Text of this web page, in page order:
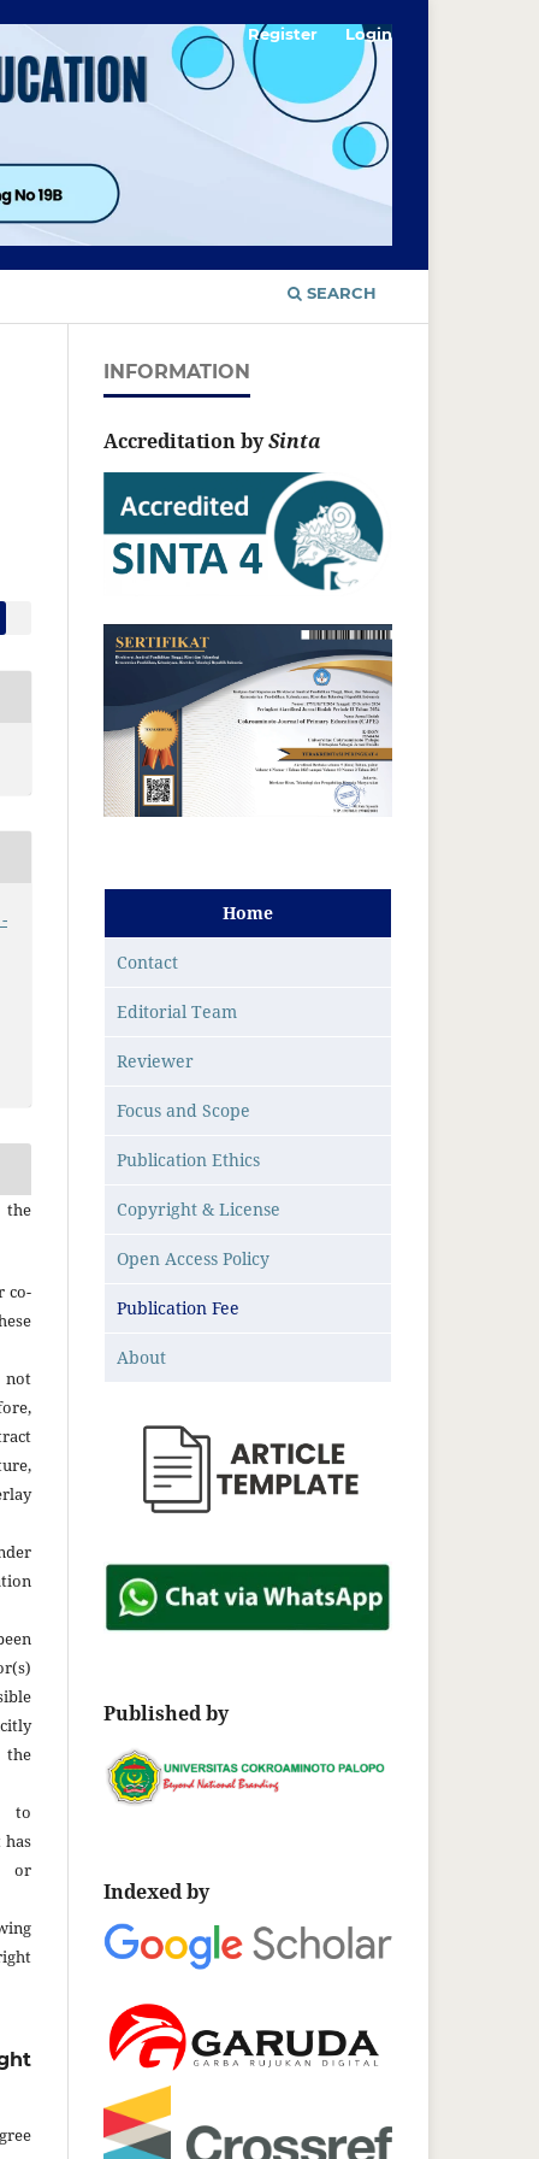
SEARCH
Register Login
the
co-
not
the
to
or
INFORMATION
Accreditation bySinta
Home
Contact
Editorial Team
Reviewer
Focus and Scope
Publication Ethics
Copyright & License
Open Access Policy
Publication Fee
About
Published by
Indexed by